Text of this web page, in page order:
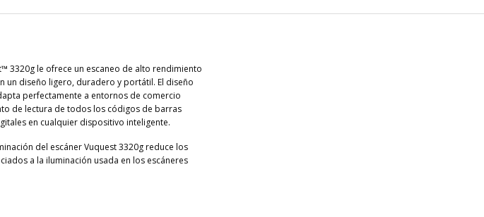
3320g le ofrece un escaneo de alto rendimiento
un diseño ligero, duradero y portátil. El diseño
perfectamente a entornos de comercio
de lectura de todos los códigos de barras
en cualquier dispositivo inteligente.
del escáner Vuquest 3320g reduce los
a la iluminación usada en los escáneres